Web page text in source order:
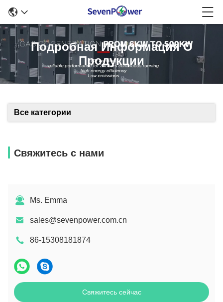
Подробная Информация О
Продукции
Все категории
Свяжитесь с нами
Ms. Emma
sales@sevenpower.com.cn
86-15308181874
Свяжитесь сейчас